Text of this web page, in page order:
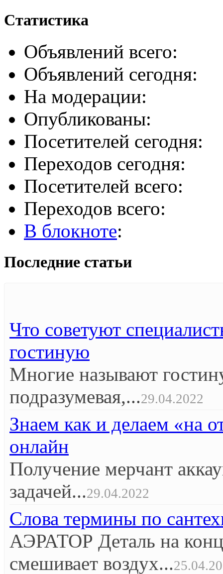
Статистика
Объявлений всего:
Объявлений сегодня:
На модерации:
Опубликованы:
Посетителей сегодня:
Переходов сегодня:
Посетителей всего:
Переходов всего:
В блокноте:
Последние статьи
Что советуют
гостиную
Многие называют
подразумевая,...29.04.2022
Знаем как и делаем «на
онлайн
Получение мерчант
задачей...29.04.2022
Слова термины по
АЭРАТОР Деталь на
смешивает воздух...